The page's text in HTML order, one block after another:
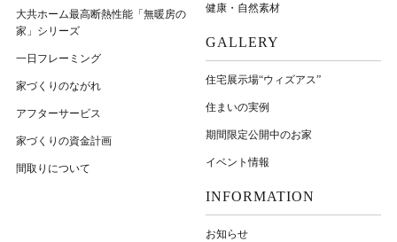
大共ホーム最高断熱性能「無暖房の
家」シリーズ
一日フレーミング
家づくりのながれ
アフターサービス
家づくりの資金計画
間取りについて
健康・自然素材
GALLERY
住宅展示場“ウィズアス”
住まいの実例
期間限定公開中のお家
イベント情報
INFORMATION
お知らせ